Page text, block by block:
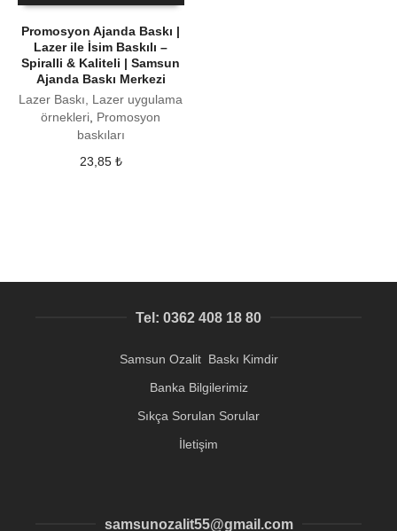
Promosyon Ajanda Baskı |
Lazer ile İsim Baskılı –
Spiralli & Kaliteli | Samsun
Ajanda Baskı Merkezi
Lazer Baskı, Lazer uygulama
örnekleri Promosyon
baskıları
23,85 ₺
Tel: 0362 408 18 80
Samsun Ozalit Baskı Kimdir
Banka Bilgilerimiz
Sıkça Sorulan Sorular
İletişim
samsunozalit55@gmail.com